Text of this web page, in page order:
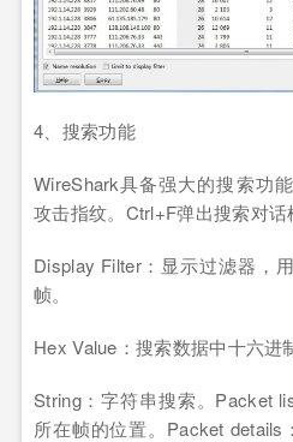
4、搜索功能
WireShark具备强大的搜索功
攻击指纹。Ctrl+F弹出搜索对话
Display Filter：显示过滤器，
帧。
Hex Value：搜索数据中十六进
String：字符串搜索。Packet
所在帧的位置。Packet